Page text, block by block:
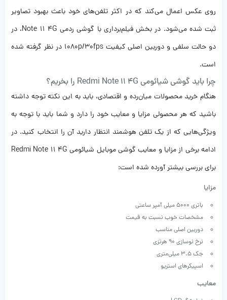
روی عکس اعمال می‌کند که در اکثر تلفن‌های خود باعث بهبود تصاویر
ثبت شده می‌شود‌‌. در بخش فیلم‌برداری با گوشی ردمی Note 11 4G، در
دو حالت سلفی و دوربین اصلی کیفیت 1080p/30fps در نظر گرفته شده
است.
چرا باید گوشی شیائومی Redmi Note 11 4G را بخریم؟
هنگام خرید محصولات میان‌رده و اقتصادی، باید به این نکته توجه داشته
باشید که هر محصولی مزایا و معایب خود را دارد و شما باید با توجه به
ویژگی‌هایی که از یک تلفن هوشمند انتظار دارید آن را انتخاب کنید. در
ادامه برخی از مزایا و معایب گوشی موبایل شیائومی Redmi Note 11 4G
برای بررسی بیشتر آورده شده است:
مزایا
باتری ۵۰۰۰ میلی آمپر ساعتی
مشخصات خوب نسبت به قیمت
دوربین اصلی مناسب
نرخ نوسازی ۹۰ هرتزی
جک ۳.۵ میلی‌متری
اسپیکرهای استریو
معایب